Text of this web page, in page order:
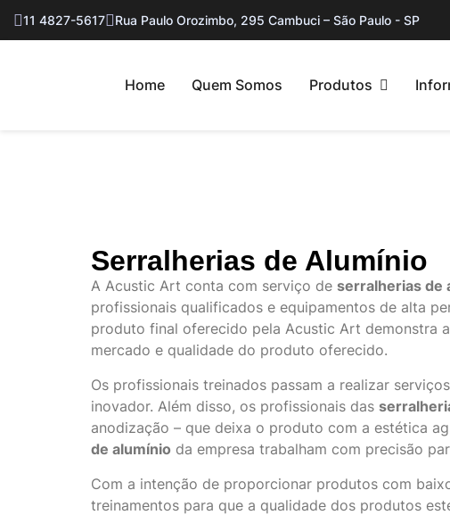
11 4827-5617 Rua Paulo Orozimbo, 295 Cambuci – São Paulo - SP
Home Quem Somos Produtos
Serralherias de Alumínio
A Acustic Art conta com serviço de serralherias de
profissionais qualificados e equipamentos de alta
produto final oferecido pela Acustic Art demonstra
mercado e qualidade do produto oferecido.
Os profissionais treinados passam a realizar
inovador. Além disso, os profissionais das
anodização – que deixa o produto com a estética
de alumínio da empresa trabalham com precisão
Com a intenção de proporcionar produtos com
treinamentos para que a qualidade dos produtos